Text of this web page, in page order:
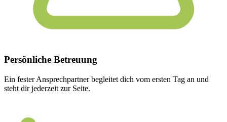
Persönliche Betreuung
Ein fester Ansprechpartner begleitet dich vom ersten Tag an und
steht dir jederzeit zur Seite.